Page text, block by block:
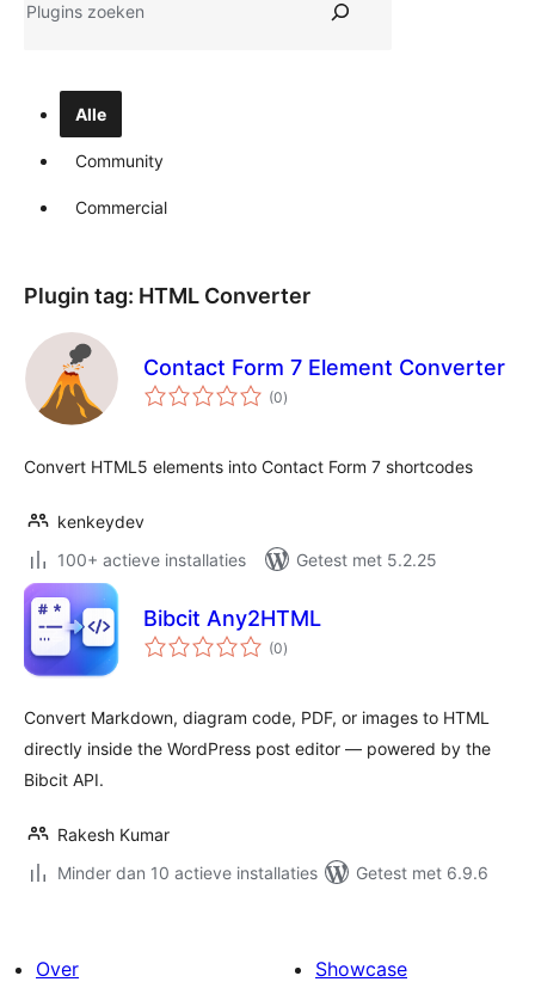
Alle
Community
Commercial
Plugin tag: HTML Converter
Contact Form 7 Element Converter
(0totaal
waarderingen
)
Convert HTML5 elements into Contact Form 7 shortcodes
kenkeydev
100+ actieve installaties
Getest met 5.2.25
Bibcit Any2HTML
(0totaal
waarderingen
)
Convert Markdown, diagram code, PDF, or images to HTML
directly inside the WordPress post editor — powered by the
Bibcit API.
Rakesh Kumar
Minder dan 10 actieve installaties
Getest met 6.9.6
Over
Showcase